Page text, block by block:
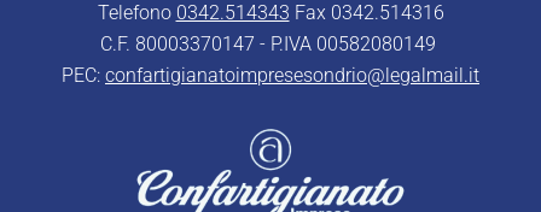
Telefono 0342.514343 Fax 0342.514316
C.F. 80003370147 - P.IVA 00582080149
PEC: confartigianatoimpresesondrio@legalmail.it